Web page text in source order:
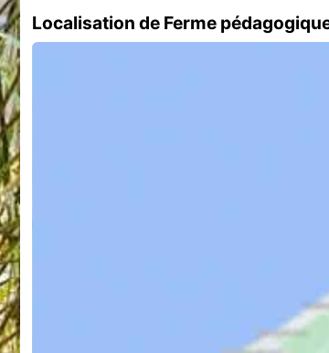
Localisation de Ferme